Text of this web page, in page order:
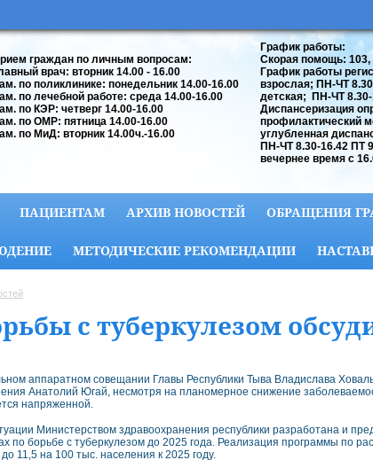
граждан по личным вопросам:
врач: вторник 14.00 - 16.00
по поликлинике: понедельник 14.00-16.00
по лечебной работе: среда 14.00-16.00
по КЭР: четверг 14.00-16.00
по ОМР: пятница 14.00-16.00
по МиД: вторник 14.00ч.-16.00
График работы:
Скорая помощь: 103,
График работы
взрослая; ПН-ЧТ
детская; ПН-ЧТ 8.30-
Диспансеризация
профилактический
углубленная
ПН-ЧТ 8.30-16.42 ПТ
вечернее время с
ПАЦИЕНТАМ АРХИВ НОВОСТЕЙ ОБРАЩЕНИЯ
МЕТОДИЧЕСКИЕ РЕКОМЕНДАЦИИ
с туберкулезом
аппаратном совещании Главы Республики Тыва Владислава
Анатолий Югай, несмотря на планомерное снижение
напряженной.
Министерством здравоохранения республики разработана и
по борьбе с туберкулезом до 2025 года. Реализация программы по
11,5 на 100 тыс. населения к 2025 году.